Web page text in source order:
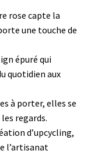
rose capte la
une touche de
épuré qui
quotidien aux
à porter, elles se
regards.
d’upcycling,
l’artisanat